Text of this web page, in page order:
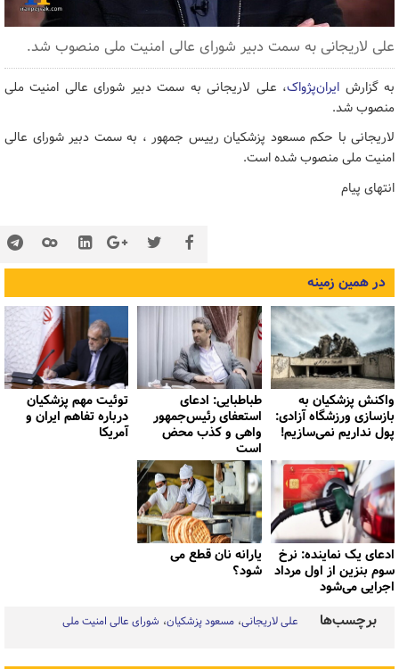
علی لاریجانی به سمت دبیر شورای عالی امنیت ملی منصوب شد.
به گزارش ایران‌پژواک، علی لاریجانی به سمت دبیر شورای عالی امنیت ملی
منصوب شد.
لاریجانی با حکم مسعود پزشکیان رییس جمهور ، به سمت دبیر شورای عالی
امنیت ملی منصوب شده است.
انتهای پیام
در همین زمینه
واکنش پزشکیان به
بازسازی ورزشگاه آزادی:
پول نداریم نمی‌سازیم!
طباطبایی: ادعای
استعفای رئیس‌جمهور
واهی و کذب محض
است
توئیت مهم پزشکیان
درباره تفاهم ایران و
آمریکا
ادعای یک نماینده: نرخ
سوم بنزین از اول مرداد
اجرایی می‌شود
یارانه نان قطع می
شود؟
برچسب‌ها علی لاریجانی مسعود پزشکیان شورای عالی امنیت ملی